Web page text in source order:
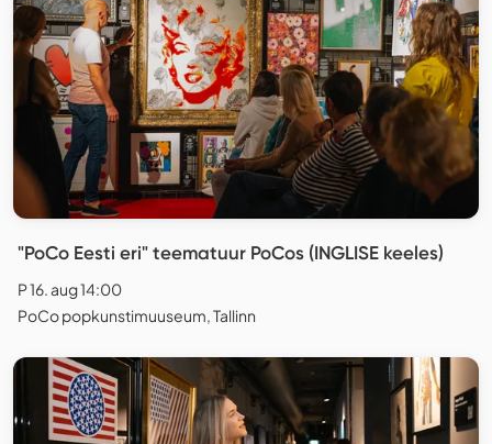
"PoCo Eesti eri" teematuur PoCos (INGLISE keeles)
P 16. aug 14:00
PoCo popkunstimuuseum, Tallinn